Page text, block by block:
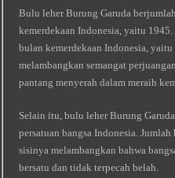
Bulu leher Burung Garuda
kemerdekaan Indonesia, yaitu
bulan kemerdekaan Indonesia,
melambangkan semangat
pantang menyerah dalam meraih
Selain itu, bulu leher Burung
persatuan bangsa Indonesia.
sisinya melambangkan bahwa
bersatu dan tidak terpecah belah.